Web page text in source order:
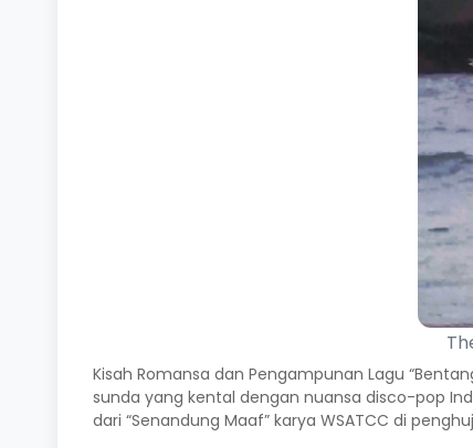
Kisah Romansa dan Pengampunan Lagu
sunda yang kental dengan nuansa disco-pop
dari “Senandung Maaf” karya WSATCC di